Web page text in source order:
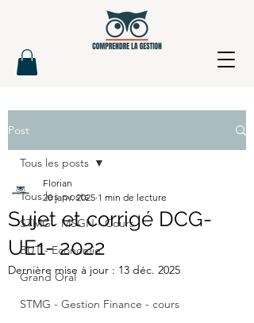
Post
Tous les posts
STMG - MSGN - Cours
BUT - Economie
Grand Oral
STMG - Gestion Finance - cours
Tous les posts
Sujet et corrigé DCG-
UE1- 2022
Florian
20 janv. 2025 1 min de lecture
Dernière mise à jour : 13 déc. 2025